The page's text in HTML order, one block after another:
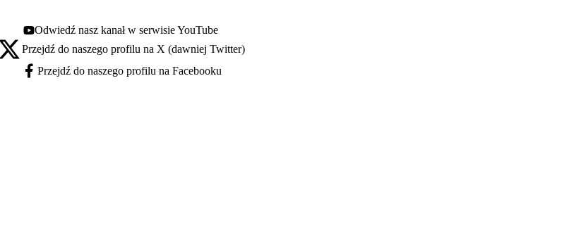
Youtube - otwiera się w nowej karcie
Odwiedź nasz kanał w serwisie YouTube
X - otwiera się w nowej karcie
Przejdź do naszego profilu na X (dawniej Twitter)
Facebook - otwiera się w nowej karcie
Przejdź do naszego profilu na Facebooku